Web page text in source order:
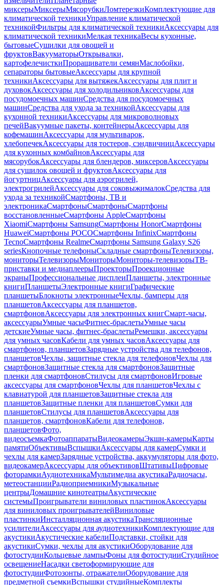
миксерыМиксерыМясорубкиЛомтерезкиКомплектующие для
климатической техникиУправление климатической
техникойФильтры для климатической техникиАксессуары для
климатической техникиМелкая техникаВесы кухонные,
бытовыеСушилки для овощей и
фруктовВакууматорыОткрывалки,
картофелечисткиПроращиватели семянМаслобойки,
сепараторы бытовыеАксессуары для крупной
техникиАксессуары для вытяжекАксессуары для плит и
духовокАксессуары для холодильниковАксессуары для
посудомоечных машинСредства для посудомоечных
машинСредства для ухода за техникойАксессуары для
кухонной техникиАксессуары для микроволновых
печейВакуумные пакеты, контейнерыАксессуары для
кофемашинАксессуары для мультиварок,
хлебопечекАксессуары для тостеров, сэндвичницАксессуары
для кухонных комбайновАксессуары для
мясорубокАксессуары для блендеров, миксеровАксессуары
для сушилок овощей и фруктовАксессуары для
йогуртницАксессуары для аэрогрилей,
электрогрилейАксессуары для соковыжималокСредства для
ухода за техникойСмартфоны, ТВ и
электроникаСмартфоныСмартфоныСмартфоны
восстановленныеСмартфоны AppleСмартфоны
XiaomiСмартфоны SamsungСмартфоны HonorСмартфоны
HuaweiСмартфоны POCOСмартфоны InfinixСмартфоны
TecnoСмартфоны RealmeСмартфоны Samsung Galaxy S26
seriesКнопочные телефоныСкладные смартфоныТелевизоры,
мониторыТелевизорыМониторыМониторы-телевизорыТВ-
приставки и медиаплеерыПроекторыПроекционные
экраныПрофессиональные дисплеиПланшеты, электронные
книгиПланшетыЭлектронные книгиГрафические
планшетыБлокноты электронныеЧехлы, бамперы для
планшетовАксессуары для планшетов,
смартфоновАксессуары для электронных книгСмарт-часы,
аксессуарыУмные часыФитнес-браслетыУмные часы
детскиеУмные часы, фитнес-браслетыРемешки, аксессуары
для умных часовКабели для умных часовАксессуары для
смартфонов, планшетовЗарядные устройства для телефонов,
планшетовЧехлы, защитные стекла для телефоновЧехлы для
смартфоновЗащитные стекла для смартфоновЗащитные
пленки для смартфоновСтилусы для смартфоновИгровые
аксессуары для смартфоновЧехлы для планшетовЧехлы с
клавиатурой для планшетовЗащитные стекла для
планшетовЗащитные пленки для планшетовСумки для
планшетовСтилусы для планшетовАксессуары для
планшетов, смартфоновКабели для телефонов,
планшетовФото,
видеосъемкаФотоаппаратыВидеокамерыЭкшн-камерыКарты
памятиОбъективыВспышкиАксессуары для камерСумки и
чехлы для камерЗарядные устройства, аккумуляторы для фото,
видеокамерАксессуары для объективовШтативыЦифровые
фоторамкиАудиотехникаМультимедиа акустикаРадиочасы,
метеостанцииРадиоприемникиМузыкальные
центрыДомашние кинотеатрыАкустические
системыПроигрыватели виниловых пластинокАксессуары
для виниловых проигрывателейВиниловые
пластинкиИнсталляционная акустикаТрансляционные
усилителиАксессуары для аудиотехникиКомплектующие для
акустикиАкустические кабелиПодставки, стойки для
акустикиСумки, чехлы для акустикиОборудование для
фотостудииКольцевые лампыФоны для фотостудииСтудийное
освещениеНасадки светоформирующие для
фотостудииФотозонты, отражателиОборудование для
предметной съемкиВспышки студийныеКомплекты